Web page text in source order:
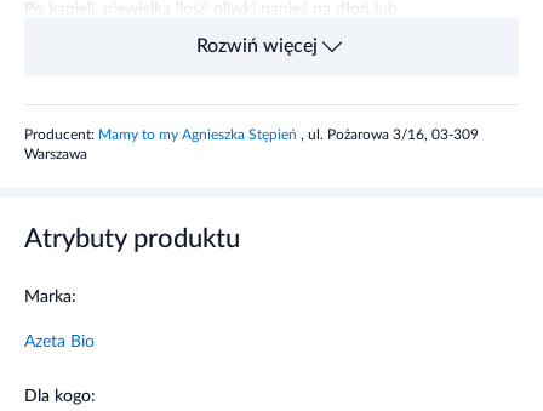
Po kąpieli, niewielką ilość oliwki nanieś na dłoń lub
bawełniany wacik a następnie delikatnymi ruchami wmasuj
preparat w miejsca dotknięte ciemieniuchą. Szczotką do
łokcia/pod kolanem lub za uchem) przed docelowym
Dodatkowo, jeżeli w kosmetyku występuje składnik, na
produktu lub wykonać próbę uczuleniową.
Rozwiń więcej
Producent: Mamy to my Agnieszka Stępień , ul. Pożarowa 3/16, 03-309
Warszawa
Atrybuty produktu
Marka:
Azeta Bio
Dla kogo: